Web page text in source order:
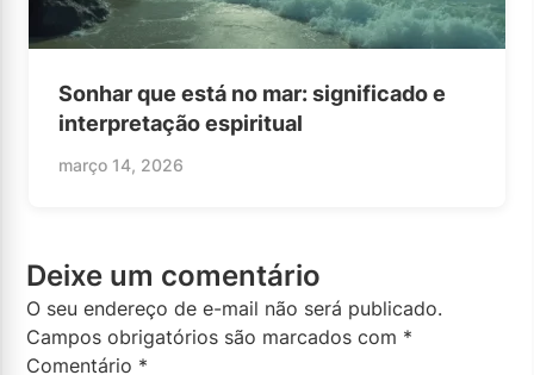
Sonhar que está no mar: significado e
interpretação espiritual
março 14, 2026
Deixe um comentário
O seu endereço de e-mail não será publicado.
Campos obrigatórios são marcados com *
Comentário *